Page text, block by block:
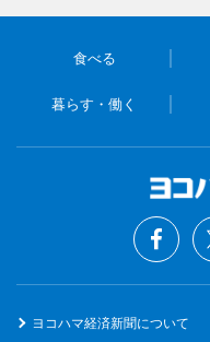
食べる
暮らす・働く
ヨコハマ経済新聞について